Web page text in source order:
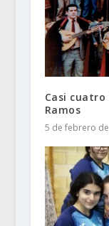
Casi cuatro
Ramos
5 de febrero